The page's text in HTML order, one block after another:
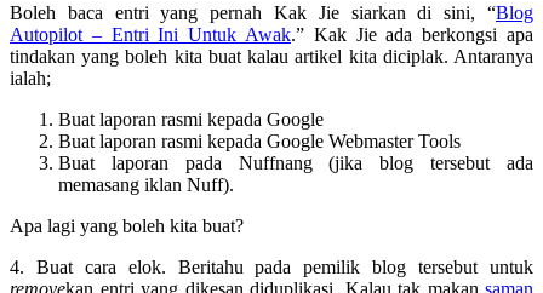
Boleh baca entri yang pernah Kak Jie siarkan di sini, “Blog
Autopilot – Entri Ini Untuk Awak.” Kak Jie ada berkongsi apa
tindakan yang boleh kita buat kalau artikel kita diciplak. Antaranya
ialah;
Buat laporan rasmi kepada Google
Buat laporan rasmi kepada Google Webmaster Tools
Buat laporan pada Nuffnang (jika blog tersebut ada
memasang iklan Nuff).
Apa lagi yang boleh kita buat?
4. Buat cara elok. Beritahu pada pemilik blog tersebut untuk
removekan entri yang dikesan diduplikasi. Kalau tak makan saman